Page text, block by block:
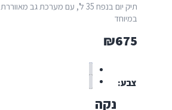
תיק יום בנפח 35 ל', עם מערכת גב מאווררת
במיוחד
₪675
צבע
נקה